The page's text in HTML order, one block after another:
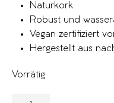
Naturkork
Robust und
Vegan zertifiziert
Hergestellt aus
Vorrätig